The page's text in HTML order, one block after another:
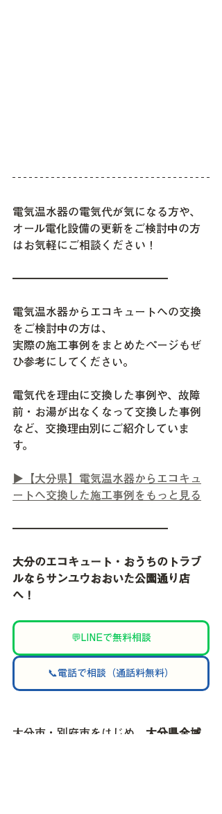
電気温水器の電気代が気になる方や、
オール電化設備の更新をご検討中の方
はお気軽にご相談ください！
━━━━━━━━━━━━━━
電気温水器からエコキュートへの交換
をご検討中の方は、
実際の施工事例をまとめたページもぜ
ひ参考にしてください。
電気代を理由に交換した事例や、故障
前・お湯が出なくなって交換した事例
など、交換理由別にご紹介していま
す。
▶【大分県】電気温水器からエコキュ
ートへ交換した施工事例をもっと見る
━━━━━━━━━━━━━━
大分のエコキュート・おうちのトラブ
ルならサンユウおおいた公園通り店
へ！
💬LINEで無料相談
📞電話で相談（通話料無料）
大分市・別府市をはじめ、 大分県全域